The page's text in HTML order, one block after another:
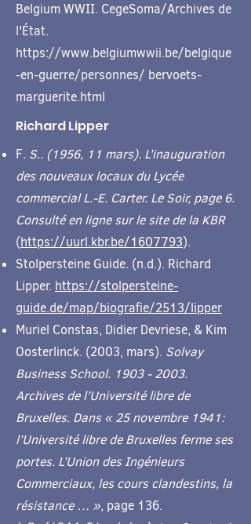
Belgium WWII. CegeSoma/Archives de
l'État.
https://www.belgiumwwii.be/belgique
-en-guerre/personnes/ bervoets-
marguerite.html
Richard Lipper
F. S.. (1956, 11 mars). L’inauguration
des nouveaux locaux du Lycée
commercial L.-E. Carter. Le Soir, page 6.
Consulté en ligne sur le site de la KBR
(https://uurl.kbr.be/1607793).
Stolpersteine Guide. (n.d.). Richard
Lipper. https://stolpersteine-
guide.de/map/biografie/2513/lipper
Muriel Constas, Didier Devriese, & Kim
Oosterlinck. (2003, mars). Solvay
Business School. 1903 - 2003.
Archives de l’Université libre de
Bruxelles. Dans « 25 novembre 1941:
l’Université libre de Bruxelles ferme ses
portes. L’Union des Ingénieurs
Commerciaux, les cours clandestins, la
résistance … », page 136.